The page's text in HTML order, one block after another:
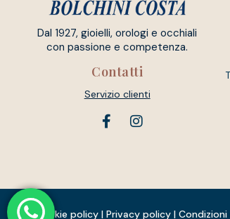
Dal 1927, gioielli, orologi e occhiali
con passione e competenza.
Contatti
Servizio clienti
Cookie policy |Privacy policy |